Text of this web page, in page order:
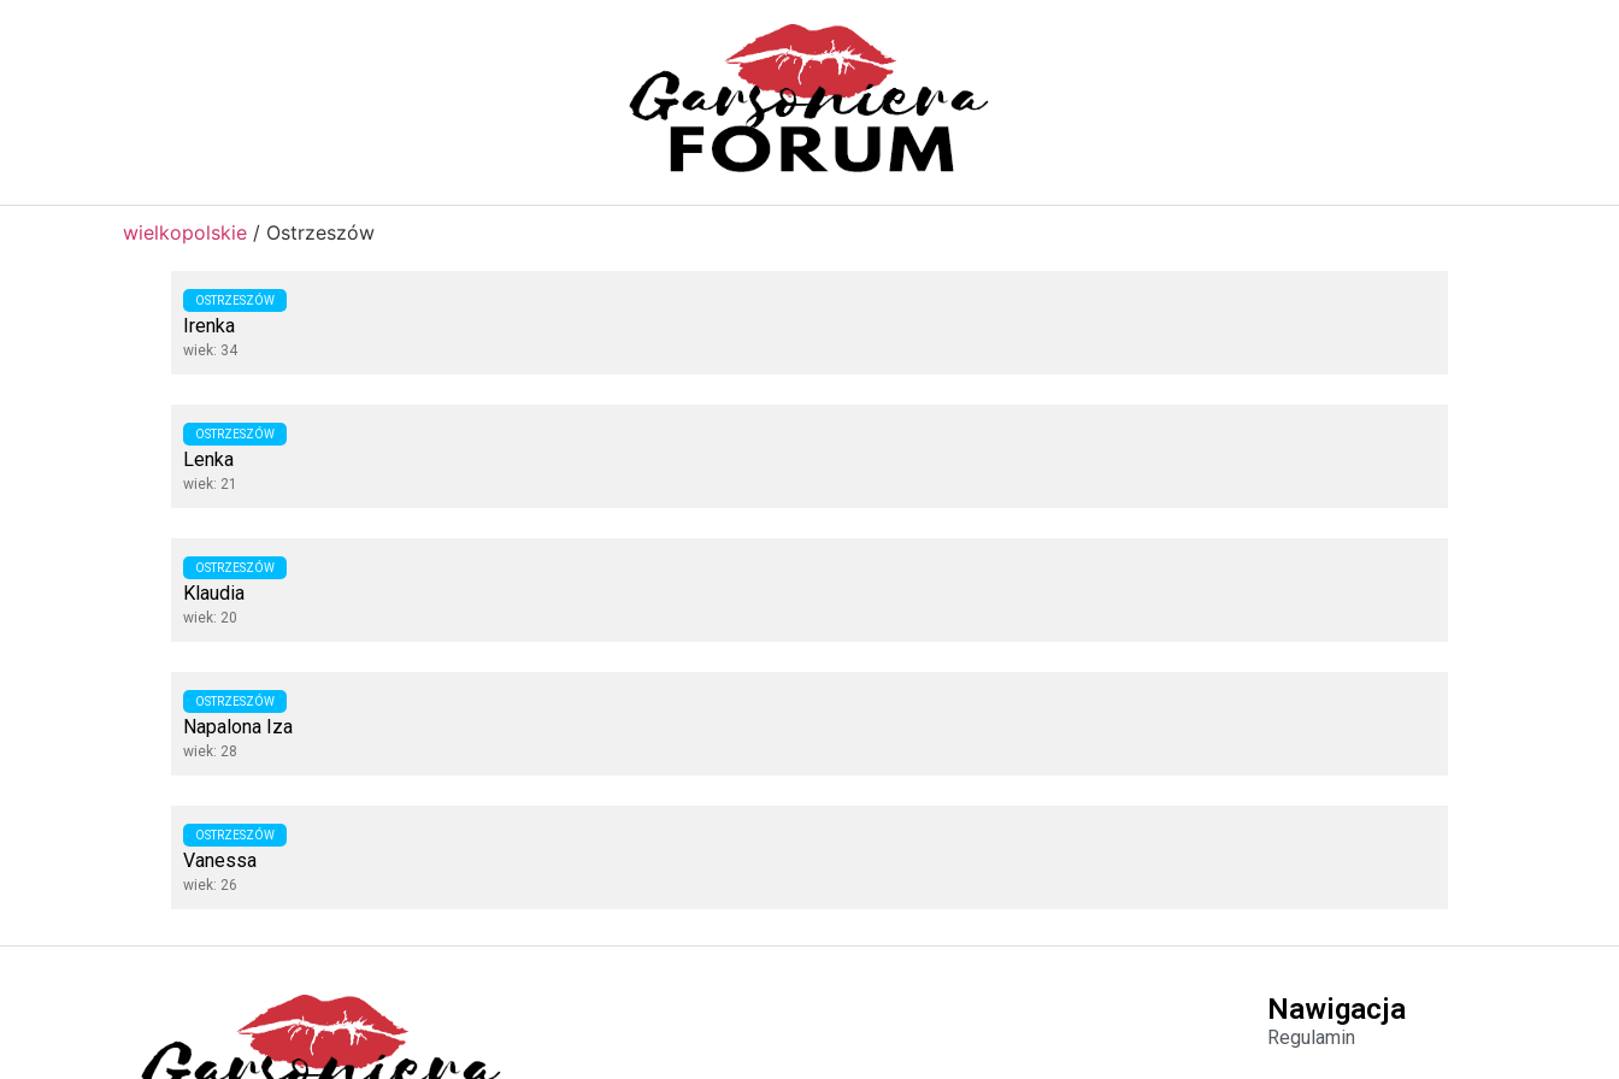
wielkopolskie / Ostrzeszów
OSTRZESZÓW
Irenka
wiek: 34
OSTRZESZÓW
Lenka
wiek: 21
OSTRZESZÓW
Klaudia
wiek: 20
OSTRZESZÓW
Napalona Iza
wiek: 28
OSTRZESZÓW
Vanessa
wiek: 26
Nawigacja
Regulamin